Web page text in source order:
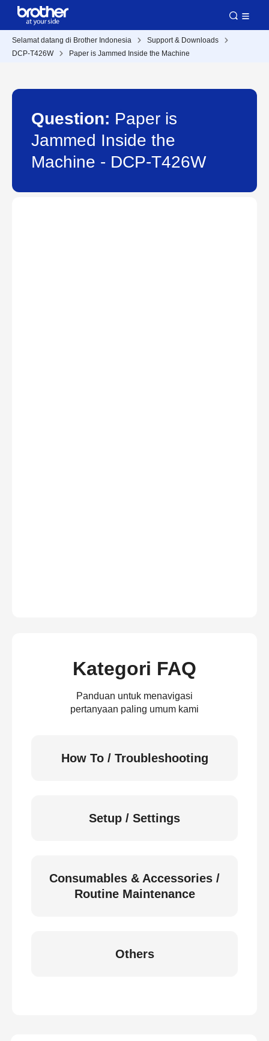
Selamat datang di Brother Indonesia
Support & Downloads
DCP-T426W
Paper is Jammed Inside the Machine
Question: Paper is
Jammed Inside the
Machine - DCP-T426W
Kategori FAQ
Panduan untuk menavigasi
pertanyaan paling umum kami
How To / Troubleshooting
Setup / Settings
Consumables & Accessories /
Routine Maintenance
Others